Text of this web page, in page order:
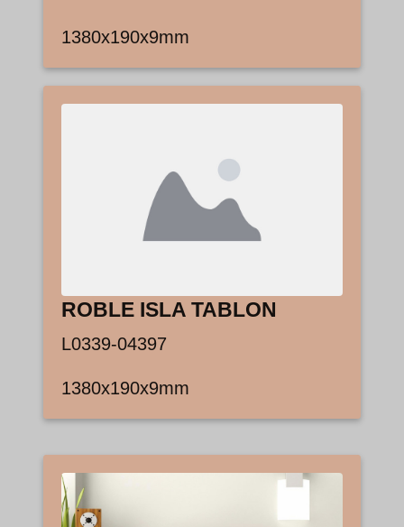
1380x190x9mm
ROBLE ISLA TABLON
L0339-04397
1380x190x9mm